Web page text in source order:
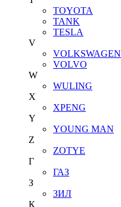
TOYOTA
TANK
TESLA
V
VOLKSWAGEN
VOLVO
W
WULING
X
XPENG
Y
YOUNG MAN
Z
ZOTYE
Г
ГАЗ
З
ЗИЛ
К